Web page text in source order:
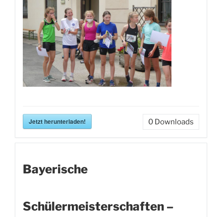
Jetzt herunterladen! 0 Downloads
Bayerische
Schülermeisterschaften –